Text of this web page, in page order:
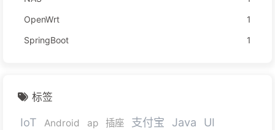
OpenWrt
1
SpringBoot
1
标签
IoT Android ap 插座 支付宝 Java UI